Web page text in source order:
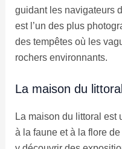
guidant les navigateurs
est l’un des plus
des tempêtes où les
rochers environnants.
La maison du littoral
La maison du littoral est
à la faune et à la flore